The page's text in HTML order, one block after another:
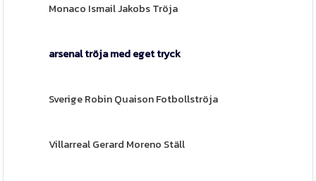
Monaco Ismail Jakobs Tröja
arsenal tröja med eget tryck
Sverige Robin Quaison Fotbollströja
Villarreal Gerard Moreno Ställ